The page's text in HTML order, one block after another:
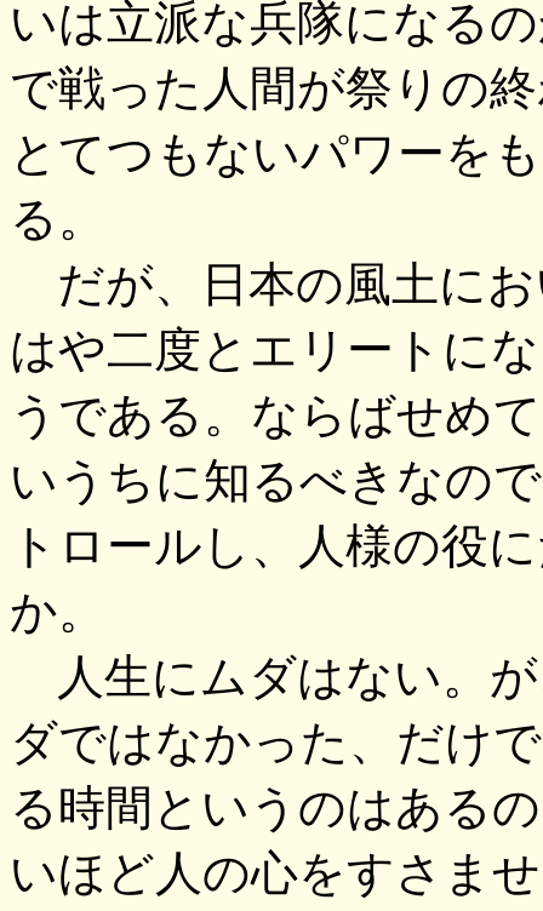
いは立派な兵隊になる
で戦った人間が祭りの
とてつもないパワーを
る。
だが、日本の風土に
はや二度とエリートに
うである。ならばせめ
いうちに知るべきなの
トロールし、人様の役
か。
人生にムダはない。
ダではなかった、だけ
る時間というのはある
いほど人の心をすさま